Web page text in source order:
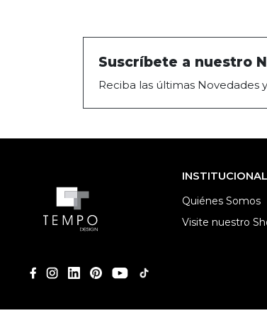
Suscríbete a nuestro
Reciba las últimas Novedades
INSTITUCIONAL
Quiénes Somos
Visite nuestro